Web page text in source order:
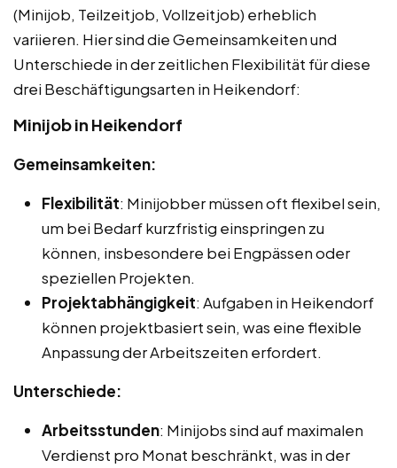
(Minijob, Teilzeitjob, Vollzeitjob) erheblich
variieren. Hier sind die Gemeinsamkeiten und
Unterschiede in der zeitlichen Flexibilität für diese
drei Beschäftigungsarten in Heikendorf:
Minijob in Heikendorf
Gemeinsamkeiten:
Flexibilität: Minijobber müssen oft flexibel sein,
um bei Bedarf kurzfristig einspringen zu
können, insbesondere bei Engpässen oder
speziellen Projekten.
Projektabhängigkeit: Aufgaben in Heikendorf
können projektbasiert sein, was eine flexible
Anpassung der Arbeitszeiten erfordert.
Unterschiede:
Arbeitsstunden: Minijobs sind auf maximalen
Verdienst pro Monat beschränkt, was in der